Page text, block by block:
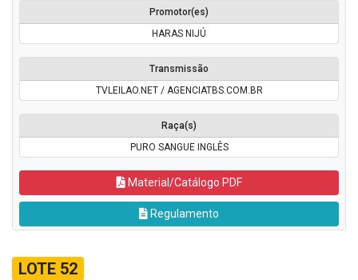
Promotor(es)
HARAS NIJÚ
Transmissão
TVLEILAO.NET / AGENCIATBS.COM.BR
Raça(s)
PURO SANGUE INGLÊS
Material/Catálogo PDF
Regulamento
LOTE 52